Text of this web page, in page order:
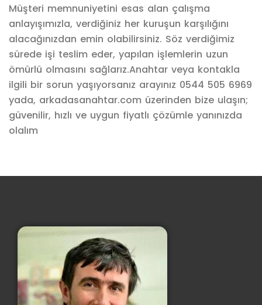
Müşteri memnuniyetini esas alan çalışma
anlayışımızla, verdiğiniz her kuruşun karşılığını
alacağınızdan emin olabilirsiniz. Söz verdiğimiz
sürede işi teslim eder, yapılan işlemlerin uzun
ömürlü olmasını sağlarız.Anahtar veya kontakla
ilgili bir sorun yaşıyorsanız arayınız 0544 505 6969
yada, arkadasanahtar.com üzerinden bize ulaşın;
güvenilir, hızlı ve uygun fiyatlı çözümle yanınızda
olalım